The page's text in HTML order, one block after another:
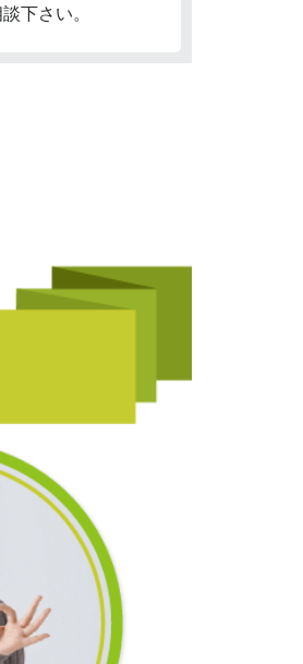
下さい。